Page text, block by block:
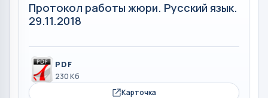
Протокол работы жюри. Русский язык.
29.11.2018
PDF
230 Кб
Карточка